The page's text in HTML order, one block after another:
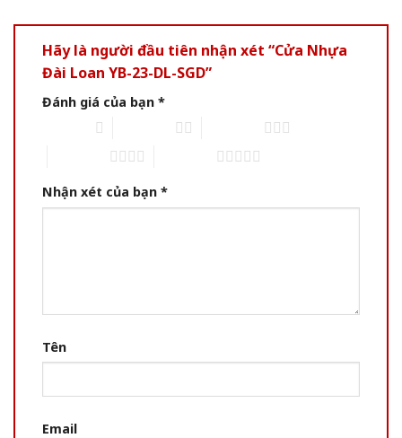
Hãy là người đầu tiên nhận xét “Cửa Nhựa
Đài Loan YB-23-DL-SGD”
Đánh giá của bạn *
Nhận xét của bạn *
Tên
Email